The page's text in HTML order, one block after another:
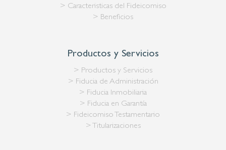
> Caracteristicas del Fideicomiso
> Beneficios
Productos y Servicios
> Productos y Servicios
> Fiducia de Administración
> Fiducia Inmobiliaria
> Fiducia en Garantía
> Fideicomiso Testamentario
> Titularizaciones